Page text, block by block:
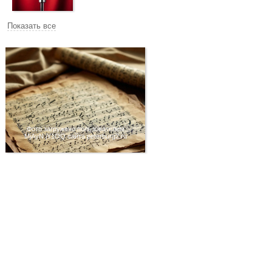
Показать все
Фото загружено пользователем
MjAyN jY1OQ сайта peterburg2.ru